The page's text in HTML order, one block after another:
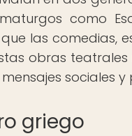
como
las comedias,
obras
sociales y
griego